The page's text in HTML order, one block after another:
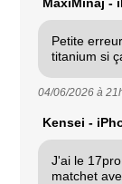
Petite
titanium si
04/06/2026 à
Kensei -
J'ai le
matchet